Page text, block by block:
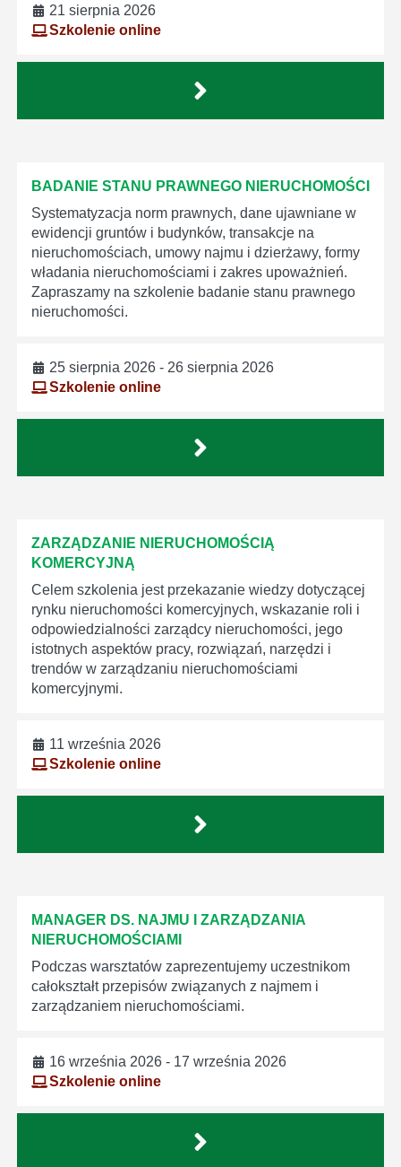
21 sierpnia 2026
Szkolenie online
BADANIE STANU PRAWNEGO NIERUCHOMOŚCI
Systematyzacja norm prawnych, dane ujawniane w
ewidencji gruntów i budynków, transakcje na
nieruchomościach, umowy najmu i dzierżawy, formy
władania nieruchomościami i zakres upoważnień.
Zapraszamy na szkolenie badanie stanu prawnego
nieruchomości.
25 sierpnia 2026 - 26 sierpnia 2026
Szkolenie online
ZARZĄDZANIE NIERUCHOMOŚCIĄ
KOMERCYJNĄ
Celem szkolenia jest przekazanie wiedzy dotyczącej
rynku nieruchomości komercyjnych, wskazanie roli i
odpowiedzialności zarządcy nieruchomości, jego
istotnych aspektów pracy, rozwiązań, narzędzi i
trendów w zarządzaniu nieruchomościami
komercyjnymi.
11 września 2026
Szkolenie online
MANAGER DS. NAJMU I ZARZĄDZANIA
NIERUCHOMOŚCIAMI
Podczas warsztatów zaprezentujemy uczestnikom
całokształt przepisów związanych z najmem i
zarządzaniem nieruchomościami.
16 września 2026 - 17 września 2026
Szkolenie online